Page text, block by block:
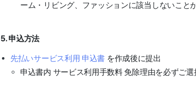
ーム・リビング、ファッションに該当しないこと
5. 申込方法
先払いサービス利用 申込書 を作成後に提出
申込書内 サービス利用手数料 免除理由を必ずご選